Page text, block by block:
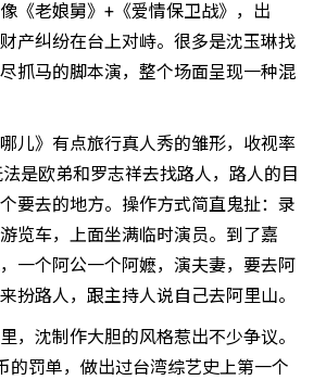
《老娘舅》+《爱情保卫战》，出
产纠纷在台上对峙。很多是沈玉琳找
抓马的脚本演，整个场面呈现一种混
儿》有点旅行真人秀的雏形，收视率
是欧弟和罗志祥去找路人，路人的目
要去的地方。操作方式简直鬼扯：录
览车，上面坐满临时演员。到了嘉
一个阿公一个阿嬷，演夫妻，要去阿
扮路人，跟主持人说自己去阿里山。
，沈制作大胆的风格惹出不少争议。
的罚单，做出过台湾综艺史上第一个